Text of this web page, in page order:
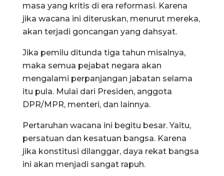
masa yang kritis di era reformasi. Karena
jika wacana ini diteruskan, menurut mereka,
akan terjadi goncangan yang dahsyat.
Jika pemilu ditunda tiga tahun misalnya,
maka semua pejabat negara akan
mengalami perpanjangan jabatan selama
itu pula. Mulai dari Presiden, anggota
DPR/MPR, menteri, dan lainnya.
Pertaruhan wacana ini begitu besar. Yaitu,
persatuan dan kesatuan bangsa. Karena
jika konstitusi dilanggar, daya rekat bangsa
ini akan menjadi sangat rapuh.